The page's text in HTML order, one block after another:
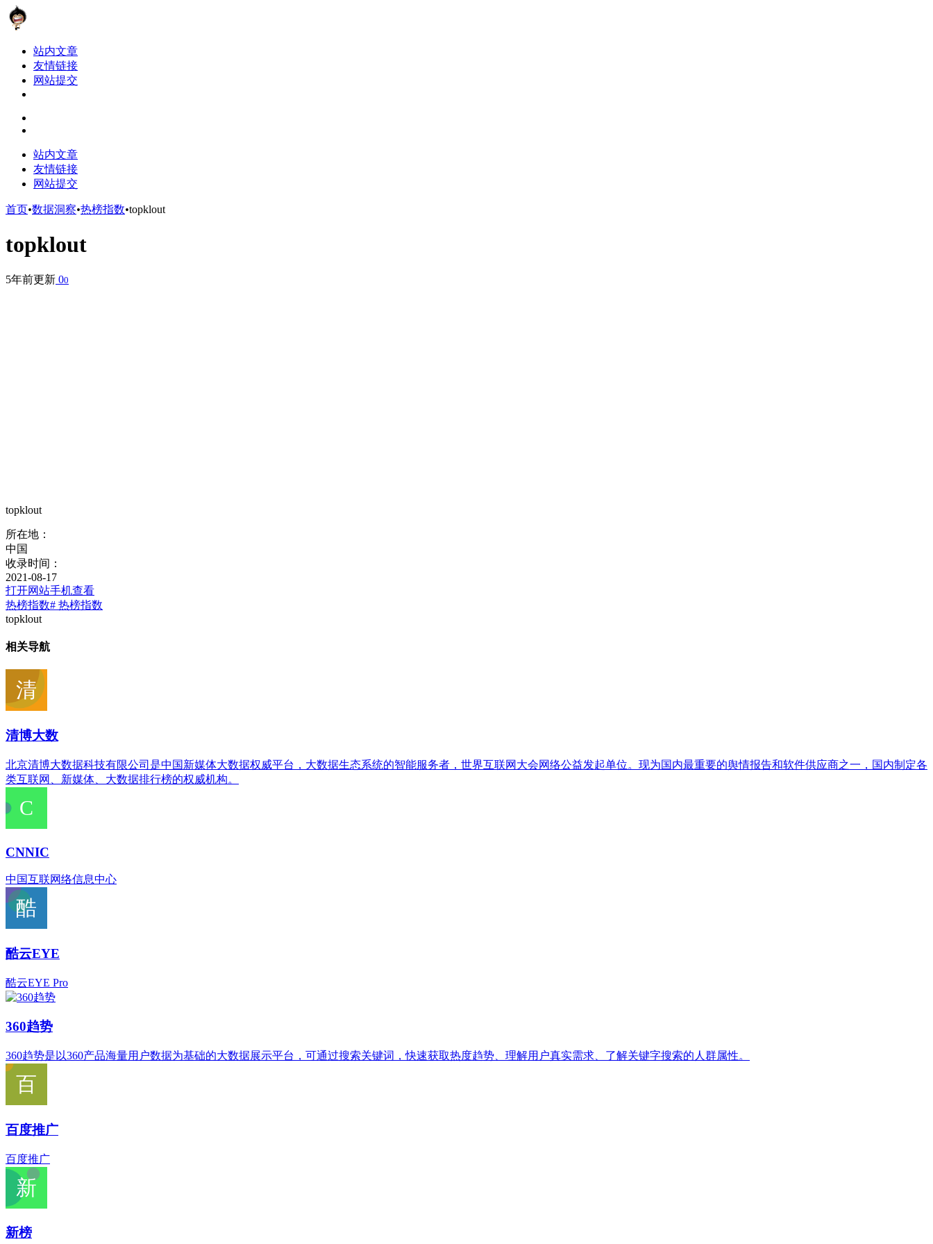
站内文章
友情链接
网站提交
站内文章
友情链接
网站提交
首页•数据洞察•热榜指数•topklout
topklout
5年前更新 00
topklout
所在地：
中国
收录时间：
2021-08-17
打开网站手机查看
热榜指数# 热榜指数
topklout
相关导航
清博大数
北京清博大数据科技有限公司是中国新媒体大数据权威平台，大数据生态系统的智能服务者，世界互联网大会网络公益发起单位。现为国内最重要的舆情报告和软件供应商之一，国内制定各
类互联网、新媒体、大数据排行榜的权威机构。
CNNIC
中国互联网络信息中心
酷云EYE
酷云EYE Pro
360趋势
360趋势是以360产品海量用户数据为基础的大数据展示平台，可通过搜索关键词，快速获取热度趋势、理解用户真实需求、了解关键字搜索的人群属性。
百度推广
百度推广
新榜